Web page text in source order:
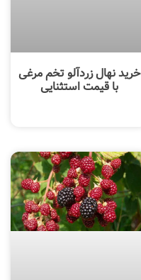
خرید نهال زردآلو تخم مرغی
با قیمت استثنایی